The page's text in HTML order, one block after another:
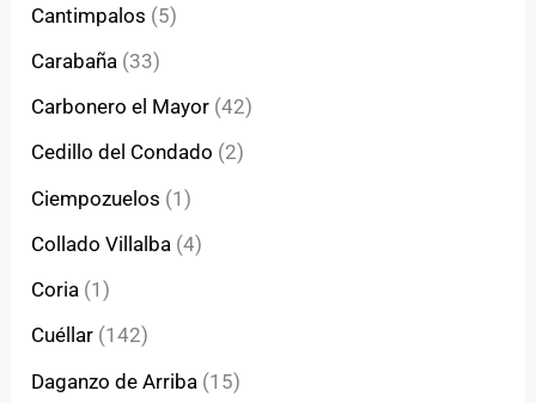
Cantimpalos (5)
Carabaña (33)
Carbonero el Mayor (42)
Cedillo del Condado (2)
Ciempozuelos (1)
Collado Villalba (4)
Coria (1)
Cuéllar (142)
Daganzo de Arriba (15)